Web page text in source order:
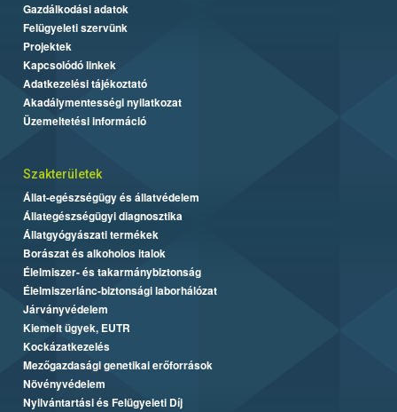
Gazdálkodási adatok
Felügyeleti szervünk
Projektek
Kapcsolódó linkek
Adatkezelési tájékoztató
Akadálymentességi nyilatkozat
Üzemeltetési információ
Szakterületek
Állat-egészségügy és állatvédelem
Állategészségügyi diagnosztika
Állatgyógyászati termékek
Borászat és alkoholos italok
Élelmiszer- és takarmánybiztonság
Élelmiszerlánc-biztonsági laborhálózat
Járványvédelem
Kiemelt ügyek, EUTR
Kockázatkezelés
Mezőgazdasági genetikai erőforrások
Növényvédelem
Nyilvántartási és Felügyeleti Díj